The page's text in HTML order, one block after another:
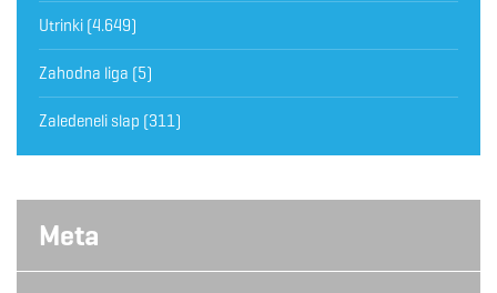
Utrinki (4.649)
Zahodna liga (5)
Zaledeneli slap (311)
Meta